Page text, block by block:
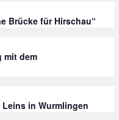
Brücke für Hirschau“
mit dem
in Wurmlingen